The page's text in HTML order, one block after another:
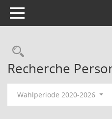
Toggle navigation
Recherche
Wahlperiode 2020-2026